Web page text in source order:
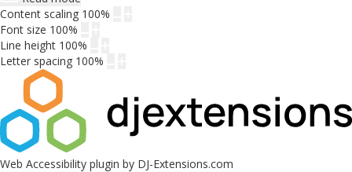
Content scaling 100%
Font size 100%
Line height 100%
Letter spacing 100%
Web Accessibility plugin by DJ-Extensions.com